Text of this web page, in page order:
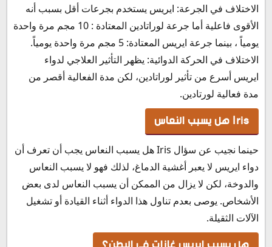
الاختلاف في الجرعة: ايريس يستخدم بجرعات أقل بسبب أنه
الأقوى فاعلية أما جرعة لوراتادين المعتادة : 10 مجم مرة واحدة
يومياً ، بينما جرعة ايريس المعتادة: 5 مجم مرة واحدة يومياً.
الاختلاف في الحركة الدوائية: يظهر التأثير العلاجي لدواء
ايريس أسرع من تأثير لوراتادين، لكن مدة الفعالية أقصر من
مدة فعالية لورتادين.
Iris هل يسبب النعاس
حينما نجيب عن سؤال Iris هل يسبب النعاس يجب أن تعرف أن
دواء ايريس لا يعبر أغشية الدماغ، لذلك فهو لا يسبب النعاس
والدوخة، لكن لا يزال من الممكن أن يسبب النعاس لدى بعض
الأشخاص. يوصى بعدم تناول هذا الدواء أثناء القيادة أو تشغيل
الآلات الثقيلة.